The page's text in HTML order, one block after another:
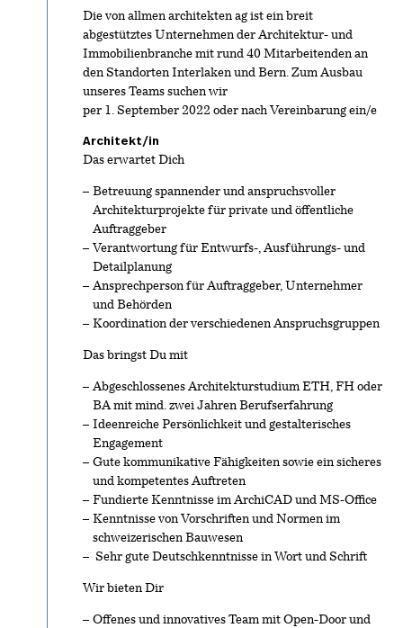
Die von allmen architekten ag ist ein breit
abgestütztes Unternehmen der Architektur- und
Immobilienbranche mit rund 40 Mitarbeitenden an
den Standorten Interlaken und Bern. Zum Ausbau
unseres Teams suchen wir
per 1. September 2022 oder nach Vereinbarung ein/e
Architekt/in
Das erwartet Dich
Betreuung spannender und anspruchsvoller
Architekturprojekte für private und öffentliche
Auftraggeber
Verantwortung für Entwurfs-, Ausführungs- und
Detailplanung
Ansprechperson für Auftraggeber, Unternehmer
und Behörden
Koordination der verschiedenen Anspruchsgruppen
Das bringst Du mit
Abgeschlossenes Architekturstudium ETH, FH oder
BA mit mind. zwei Jahren Berufserfahrung
Ideenreiche Persönlichkeit und gestalterisches
Engagement
Gute kommunikative Fähigkeiten sowie ein sicheres
und kompetentes Auftreten
Fundierte Kenntnisse im ArchiCAD und MS-Office
Kenntnisse von Vorschriften und Normen im
schweizerischen Bauwesen
Sehr gute Deutschkenntnisse in Wort und Schrift
Wir bieten Dir
Offenes und innovatives Team mit Open-Door und